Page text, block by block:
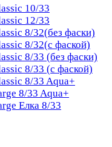
10/33
12/33
8/32(без фаски)
8/32(с фаской)
8/33 (без фаски)
8/33 (с фаской)
8/33 Aqua+
8/33 Aqua+
Елка 8/33